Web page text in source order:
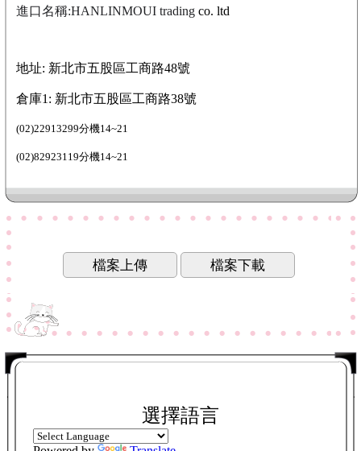
進口名稱:HANLINMOUI trading co. ltd
地址: 新北市五股區工商路48號
倉庫1: 新北市五股區工商路38號
(02)22913299分機14~21
(02)82923119分機14~21
檔案上傳 檔案下載
選擇語言